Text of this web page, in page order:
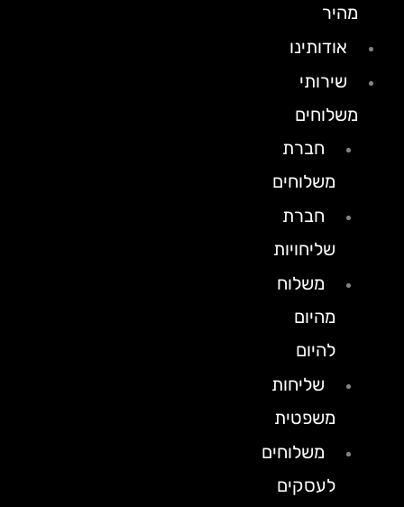
מהיר
אודותינו
שירותי
משלוחים
חברת
משלוחים
חברת
שליחויות
משלוח
מהיום
להיום
שליחות
משפטית
משלוחים
לעסקים